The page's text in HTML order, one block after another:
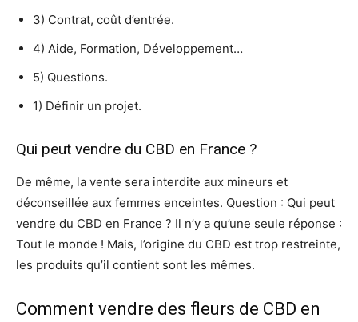
3) Contrat, coût d’entrée.
4) Aide, Formation, Développement…
5) Questions.
1) Définir un projet.
Qui peut vendre du CBD en France ?
De même, la vente sera interdite aux mineurs et
déconseillée aux femmes enceintes. Question : Qui peut
vendre du CBD en France ? Il n’y a qu’une seule réponse :
Tout le monde ! Mais, l’origine du CBD est trop restreinte,
les produits qu’il contient sont les mêmes.
Comment vendre des fleurs de CBD en